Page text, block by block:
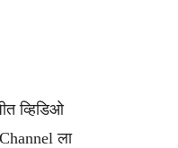
व्हिडिओ
ला